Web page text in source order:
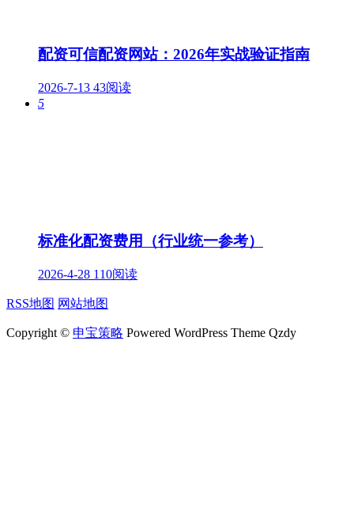
配资可信配资网站：2026年实战验证指南
2026-7-13 43阅读
5
标准化配资费用（行业统一参考）
2026-4-28 110阅读
RSS地图 网站地图
Copyright © 申宝策略 Powered WordPress Theme Qzdy